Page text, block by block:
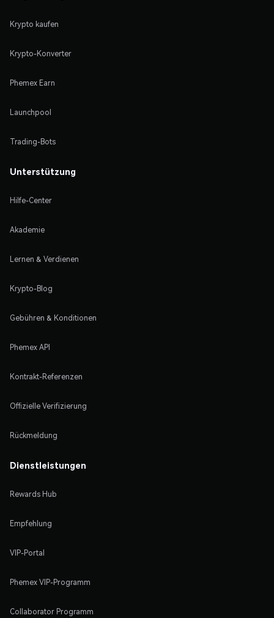
Krypto kaufen
Krypto-Konverter
Phemex Earn
Launchpool
Trading-Bots
Unterstützung
Hilfe-Center
Akademie
Lernen & Verdienen
Krypto-Blog
Gebühren & Konditionen
Phemex API
Kontrakt-Referenzen
Offizielle Verifizierung
Rückmeldung
Dienstleistungen
Rewards Hub
Empfehlung
VIP-Portal
Phemex VIP-Programm
Collaborator Programm